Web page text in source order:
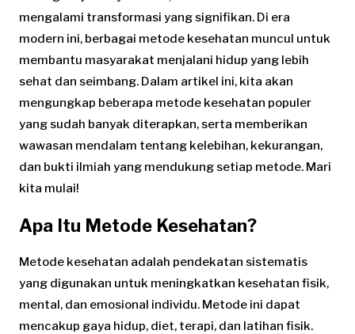
mengalami transformasi yang signifikan. Di era
modern ini, berbagai metode kesehatan muncul untuk
membantu masyarakat menjalani hidup yang lebih
sehat dan seimbang. Dalam artikel ini, kita akan
mengungkap beberapa metode kesehatan populer
yang sudah banyak diterapkan, serta memberikan
wawasan mendalam tentang kelebihan, kekurangan,
dan bukti ilmiah yang mendukung setiap metode. Mari
kita mulai!
Apa Itu Metode Kesehatan?
Metode kesehatan adalah pendekatan sistematis
yang digunakan untuk meningkatkan kesehatan fisik,
mental, dan emosional individu. Metode ini dapat
mencakup gaya hidup, diet, terapi, dan latihan fisik.